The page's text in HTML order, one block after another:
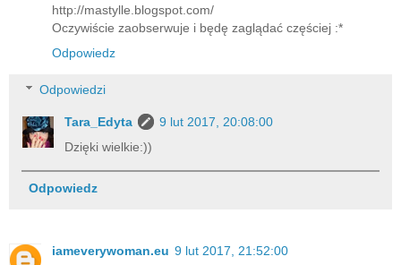
http://mastylle.blogspot.com/
Oczywiście zaobserwuje i będę zaglądać częściej :*
Odpowiedz
Odpowiedzi
Tara_Edyta
9 lut 2017, 20:08:00
Dzięki wielkie:))
Odpowiedz
iameverywoman.eu 9 lut 2017, 21:52:00